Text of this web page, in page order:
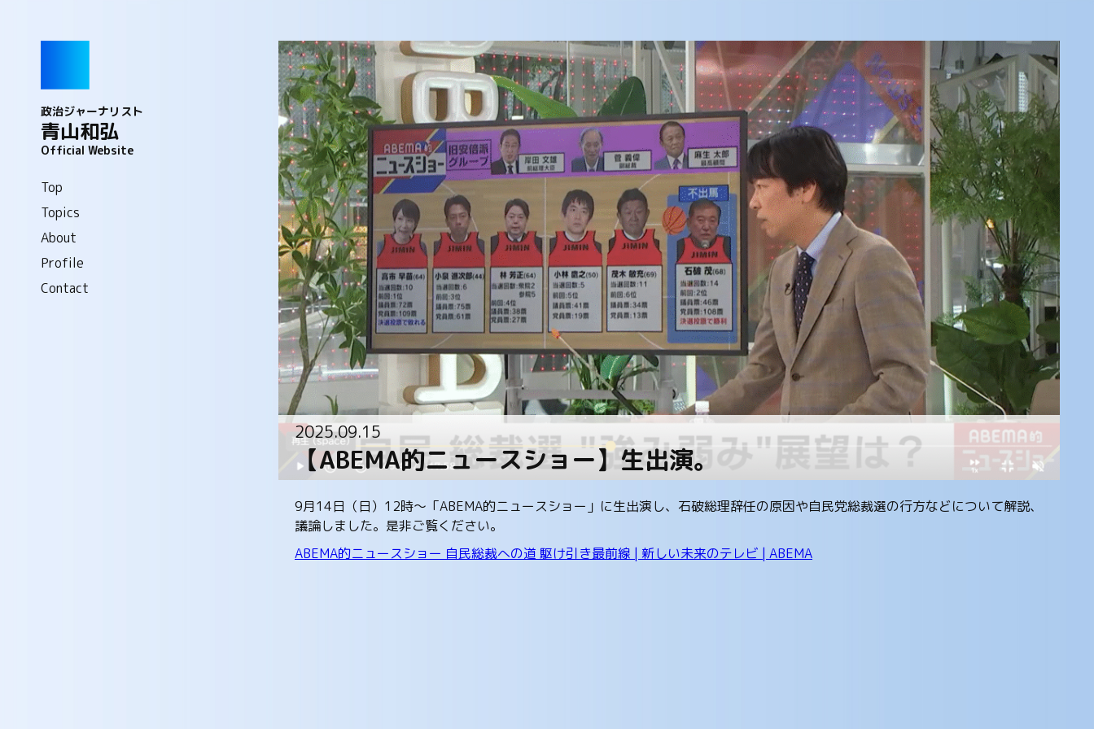
政治ジャーナリスト
青山和弘
Official Website
Top
Topics
About
Profile
Contact
2025.09.15
【ABEMA的ニュースショー】生出演。
9月14日（日）12時～「ABEMA的ニュースショー」に生出演し、石破総理辞任の原因や自民党総裁選の行方などについて解説、
議論しました。是非ご覧ください。
ABEMA的ニュースショー 自民総裁への道 駆け引き最前線 | 新しい未来のテレビ | ABEMA